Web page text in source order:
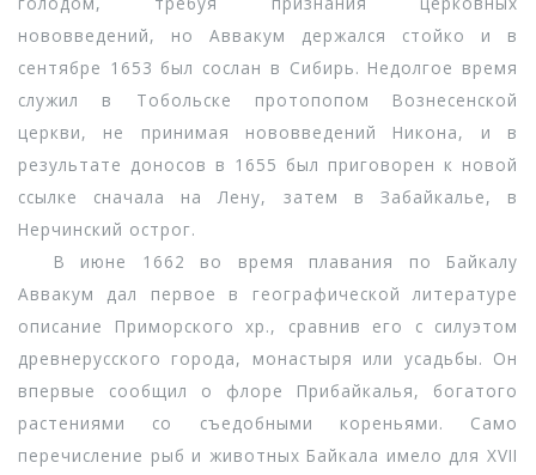
нововведений, но Аввакум держался стойко и в
сентябре 1653 был сослан в Сибирь. Недолгое время
служил в Тобольске протопопом Вознесенской
церкви, не принимая нововведений Никона, и в
результате доносов в 1655 был приговорен к новой
ссылке сначала на Лену, затем в Забайкалье, в
Нерчинский острог.
В июне 1662 во время плавания по Байкалу
Аввакум дал первое в географической литературе
описание Приморского хр., сравнив его с силуэтом
древнерусского города, монастыря или усадьбы. Он
впервые сообщил о флоре Прибайкалья, богатого
растениями со съедобными кореньями. Само
перечисление рыб и животных Байкала имело для XVII